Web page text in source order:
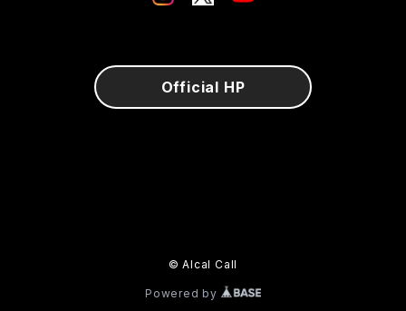
Official HP
© Alcal Call
Powered by